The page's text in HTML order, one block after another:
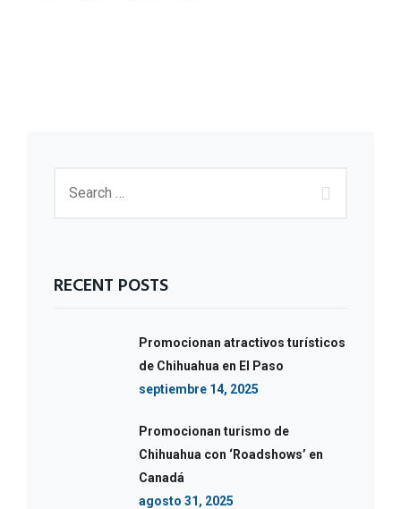
RECENT POSTS
Promocionan atractivos turísticos
de Chihuahua en El Paso
septiembre 14, 2025
Promocionan turismo de
Chihuahua con ‘Roadshows’ en
Canadá
agosto 31, 2025